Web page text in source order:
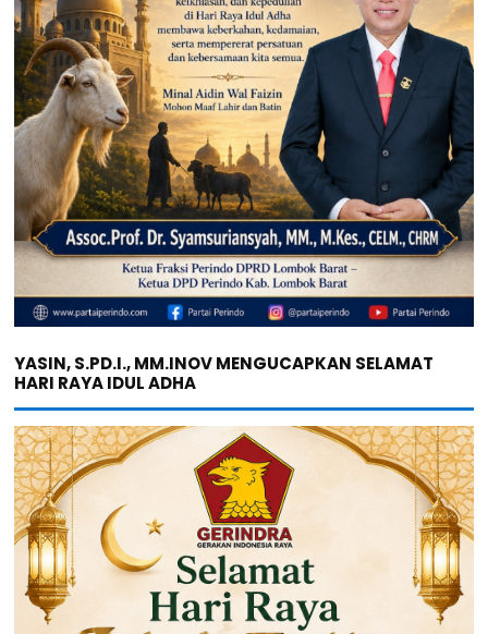
YASIN, S.PD.I., MM.INOV MENGUCAPKAN SELAMAT
HARI RAYA IDUL ADHA